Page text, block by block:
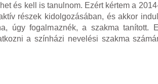
és kell is tanulnom. Ezért kértem a
részek kidolgozásában, és akkor
úgy fogalmaznék, a szakma tanított.
a színházi nevelési szakma